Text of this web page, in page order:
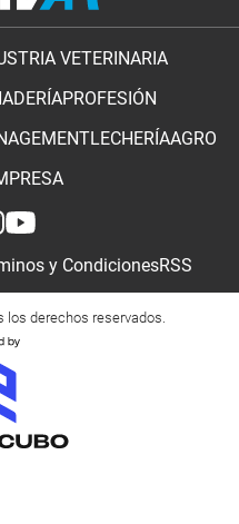
VETERINARIA
PROFESIÓN
LECHERÍAAGRO
y CondicionesRSS
los derechos reservados.